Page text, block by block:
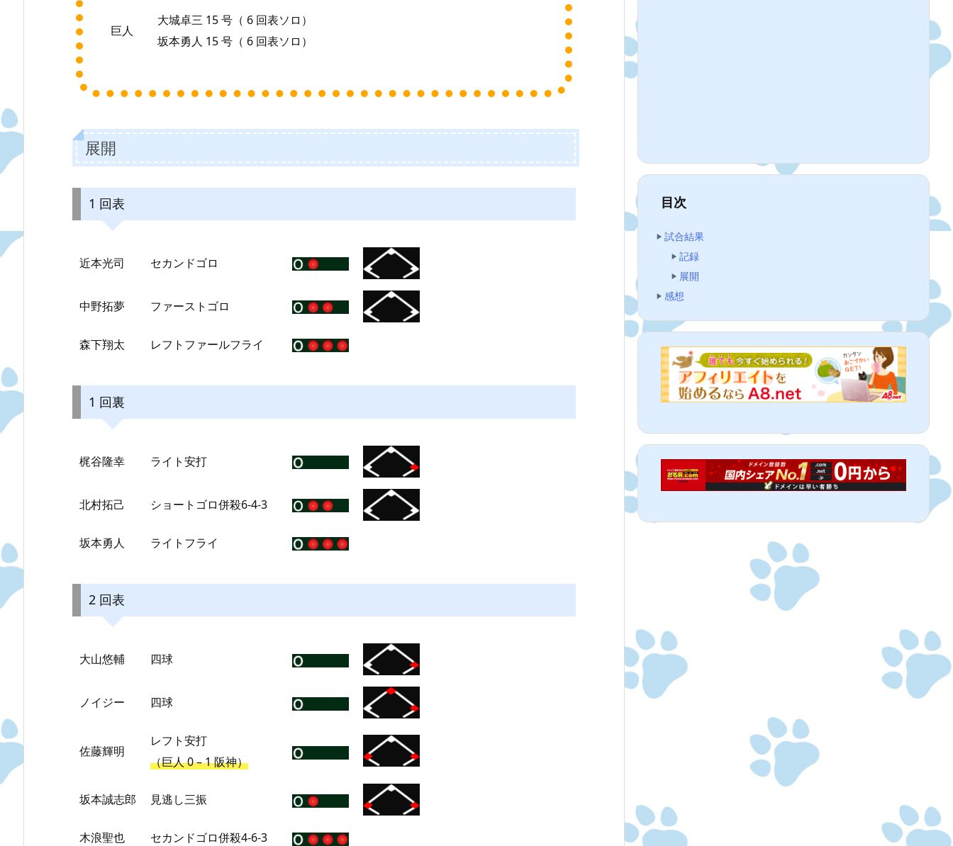
巨人
大城卓三 15 号（ 6 回表ソロ）
坂本勇人 15 号（ 6 回表ソロ）
展開
1 回表
近本光司 セカンドゴロ
中野拓夢 ファーストゴロ
森下翔太 レフトファールフライ
1 回裏
梶谷隆幸 ライト安打
北村拓己 ショートゴロ併殺6-4-3
坂本勇人 ライトフライ
2 回表
大山悠輔 四球
ノイジー 四球
佐藤輝明
レフト安打
（巨人 0 – 1 阪神）
坂本誠志郎 見逃し三振
木浪聖也 セカンドゴロ併殺4-6-3
目次
試合結果
記録
展開
感想